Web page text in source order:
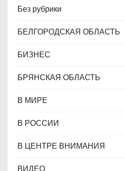
Без рубрики
БЕЛГОРОДСКАЯ ОБЛАСТЬ
БИЗНЕС
БРЯНСКАЯ ОБЛАСТЬ
В МИРЕ
В РОССИИ
В ЦЕНТРЕ ВНИМАНИЯ
ВИДЕО